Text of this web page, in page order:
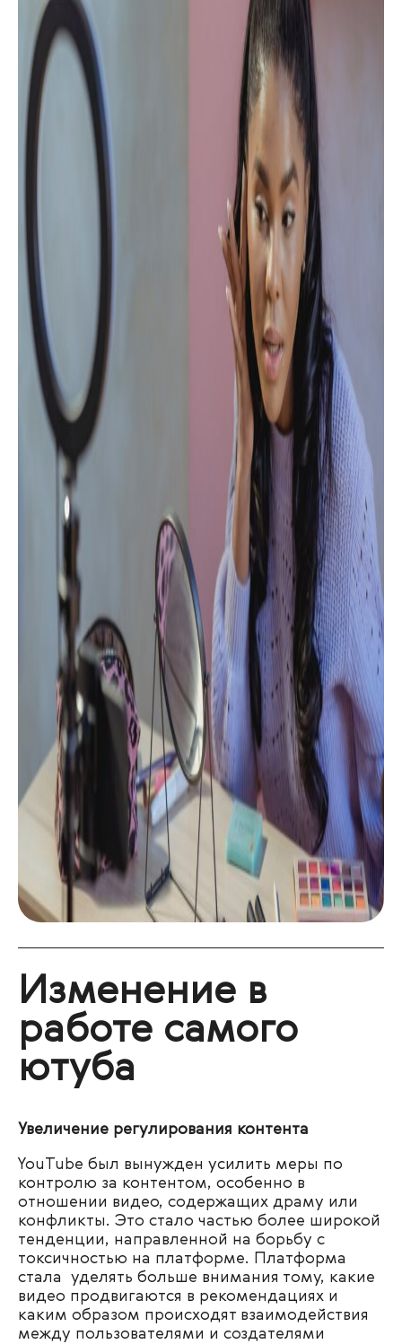
Изменение в
работе самого
ютуба
Увеличение регулирования контента
YouTube был вынужден усилить меры по
контролю за контентом, особенно в
отношении видео, содержащих драму или
конфликты. Это стало частью более широкой
тенденции, направленной на борьбу с
токсичностью на платформе. Платформа
стала уделять больше внимания тому, какие
видео продвигаются в рекомендациях и
каким образом происходят взаимодействия
между пользователями и создателями